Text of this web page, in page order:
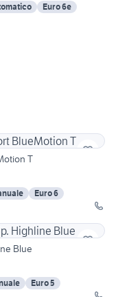
Euro 6e
T
Euro 6
Blue
Euro 5